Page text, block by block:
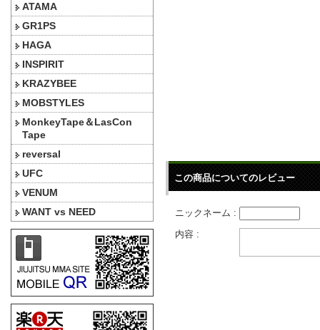
ATAMA
GR1PS
HAGA
INSPIRIT
KRAZYBEE
MOBSTYLES
MonkeyTape＆LasCon
Tape
reversal
UFC
VENUM
WANT vs NEED
この商品についてのレビュー
ニックネーム :
内容 :